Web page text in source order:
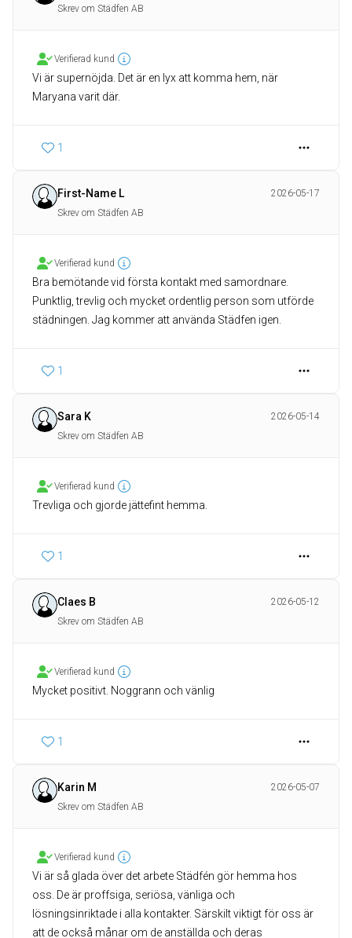
Skrev om Städfen AB
Verifierad kund
Vi är supernöjda. Det är en lyx att komma hem, när
Maryana varit där.
1
First-Name L
2026-05-17
Skrev om Städfen AB
Verifierad kund
Bra bemötande vid första kontakt med samordnare.
Punktlig, trevlig och mycket ordentlig person som utförde
städningen. Jag kommer att använda Städfen igen.
1
Sara K
2026-05-14
Skrev om Städfen AB
Verifierad kund
Trevliga och gjorde jättefint hemma.
1
Claes B
2026-05-12
Skrev om Städfen AB
Verifierad kund
1
Karin M
2026-05-07
Skrev om Städfen AB
Verifierad kund
Vi är så glada över det arbete Städfén gör hemma hos
oss. De är proffsiga, seriösa, vänliga och
lösningsinriktade i alla kontakter. Särskilt viktigt för oss är
att de också månar om de anställda och deras